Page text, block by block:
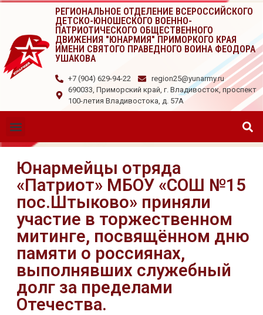
РЕГИОНАЛЬНОЕ ОТДЕЛЕНИЕ ВСЕРОССИЙСКОГО
ДЕТСКО-ЮНОШЕСКОГО ВОЕННО-
ПАТРИОТИЧЕСКОГО ОБЩЕСТВЕННОГО
ДВИЖЕНИЯ "ЮНАРМИЯ" ПРИМОРКОГО КРАЯ
ИМЕНИ СВЯТОГО ПРАВЕДНОГО ВОИНА ФЕОДОРА
УШАКОВА
+7 (904) 629-94-22
region25@yunarmy.ru
690033, Приморский край, г. Владивосток, проспект
100-летия Владивостока, д. 57А
Юнармейцы отряда
«Патриот» МБОУ «СОШ №15
пос.Штыково» приняли
участие в торжественном
митинге, посвящённом дню
памяти о россиянах,
выполнявших служебный
долг за пределами
Отечества.